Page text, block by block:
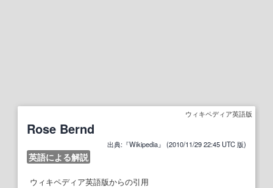
ウィキペディア英語版
Rose Bernd
出典:『Wikipedia』 (2010/11/29 22:45 UTC 版)
英語による解説
ウィキペディア英語版からの引用